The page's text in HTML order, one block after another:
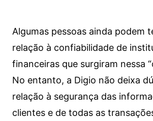
Algumas pessoas ainda podem
relação à confiabilidade de
financeiras que surgiram nessa
No entanto, a Digio não deixa
relação à segurança das
clientes e de todas as